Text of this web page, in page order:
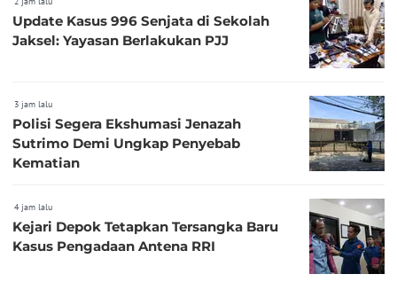
Update Kasus 996 Senjata di Sekolah
Jaksel: Yayasan Berlakukan PJJ
3 jam lalu
Polisi Segera Ekshumasi Jenazah
Sutrimo Demi Ungkap Penyebab
Kematian
4 jam lalu
Kejari Depok Tetapkan Tersangka Baru
Kasus Pengadaan Antena RRI